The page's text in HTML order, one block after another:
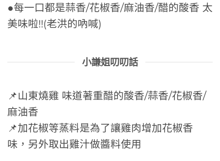
●每一口都是蒜香/花椒香/麻油香/醋的酸香 太
美味啦!!(老洪的吶喊)
小謙姐叨叨話
📌山東燒雞 味道著重醋的酸香/蒜香/花椒香/
麻油香
📌加花椒等蒸料是為了讓雞肉增加花椒香
味，另外取出雞汁做醬料使用